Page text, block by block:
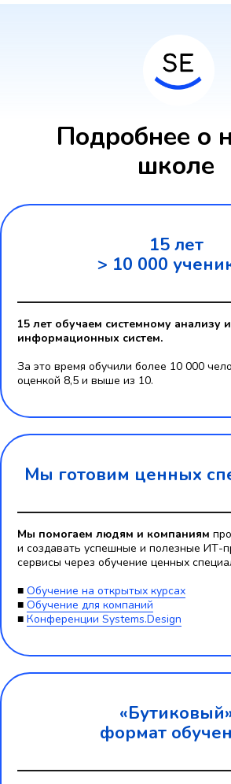
Подробнее о
школе
15 лет
> 10 000
15 лет обучаем системному анализу
информационных систем.
За это время обучили более 10 000
оценкой 8,5 и выше из 10.
Мы готовим ценных
Мы помогаем людям и компаниям
и создавать успешные и полезные ИТ-
сервисы через обучение ценных
■ Обучение на открытых курсах
■ Обучение для компаний
■ Конференции Systems.Design
формат